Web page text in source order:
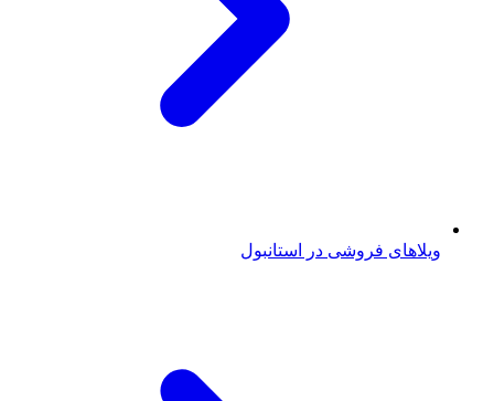
ویلاهای فروشی در استانبول